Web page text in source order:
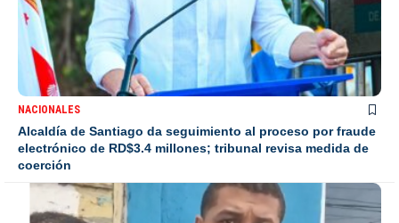
NACIONALES
Alcaldía de Santiago da seguimiento al proceso por fraude
electrónico de RD$3.4 millones; tribunal revisa medida de
coerción